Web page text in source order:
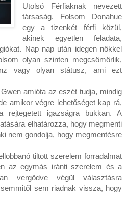
Utolsó Férfiaknak nevezett
társaság. Folsom Donahue
egy a tizenkét férfi közül,
akinek egyetlen feladata,
Nap nap után idegen nőkkel
olyan szinten megcsömörlik,
vagy olyan státusz, ami ezt
amióta az eszét tudja, mindig
amikor végre lehetőséget kap rá,
rejtegetett igazságra bukkan. A
elhatározza, hogy megmenti
nem gondolja, hogy megmentésre
tiltott szerelem forradalmat
az egymás iránti szerelem és a
vergődve végül választásra
sem riadnak vissza, hogy